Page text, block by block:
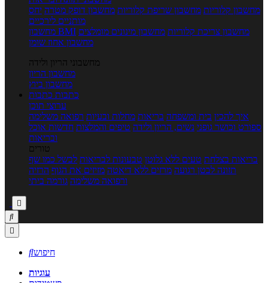
מחשבון קלוריות מחשבון שריפת קלוריות מחשבון דופק מטרה יחס
מותניים לירכיים
מחשבון BMI
מחשבון צריכת קלוריות מחשבון מינונים מומלצים
מחשבון אחוז שומן
מחשבוני הריון ולידה
מחשבון הריון
מחשבון ביוץ
כתבות כתבות
ערוצי תוכן
איך להכין בית ומשפחה בריאות מחלות ובעיות רפואה משלימה
ספורט וכושר גופני נשים, הריון ולידה טיפים והמלצות חדשות אוכל
ובריאות
טורים
בריאות בצלחת טעים ללא גלוטן טבעונות לבריאות לבשל כמו שף
תזונה לבטן רגועה מרזים ללא דיאטה מזיזים את הגוף הרזיה
ורפואה משלימה גורמה ביתי



חיפוש
עוגיות